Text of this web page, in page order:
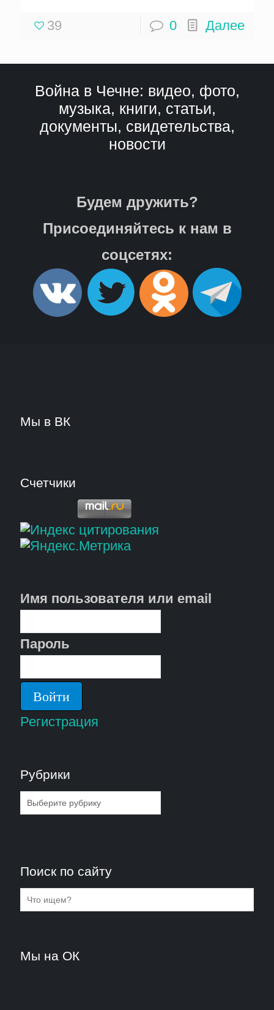
39 0 Далее
Война в Чечне: видео, фото,
музыка, книги, статьи,
документы, свидетельства,
новости
Будем дружить?
Присоединяйтесь к нам в
соцсетях:
Мы в ВК
Счетчики
Имя пользователя или email
Пароль
Регистрация
Рубрики
Рубрики
Поиск по сайту
Мы на ОК